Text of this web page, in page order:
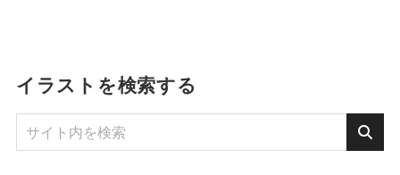
イラストを検索する